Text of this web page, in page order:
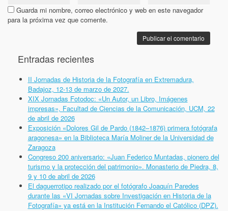
Guarda mi nombre, correo electrónico y web en este navegador
para la próxima vez que comente.
Entradas recientes
II Jornadas de Historia de la Fotografía en Extremadura,
Badajoz, 12-13 de marzo de 2027.
XIX Jornadas Fotodoc: «Un Autor, un Libro, Imágenes
impresas», Facultad de Ciencias de la Comunicación, UCM, 22
de abril de 2026
Exposición «Dolores Gil de Pardo (1842–1876) primera fotógrafa
aragonesa» en la Biblioteca María Moliner de la Universidad de
Zaragoza
Congreso 200 aniversario: «Juan Federico Muntadas, pionero del
turismo y la protección del patrimonio». Monasterio de Piedra, 8,
9 y 10 de abril de 2026
El daguerrotipo realizado por el fotógrafo Joaquín Paredes
durante las «VI Jornadas sobre Investigación en Historia de la
Fotografía» ya está en la Institución Fernando el Católico (DPZ).